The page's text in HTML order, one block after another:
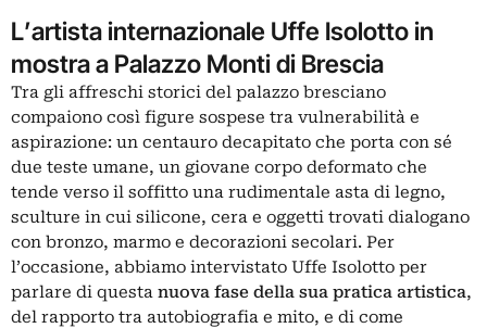
L’artista internazionale Uffe Isolotto in
mostra a Palazzo Monti di Brescia
Tra gli affreschi storici del palazzo bresciano
compaiono così figure sospese tra vulnerabilità e
aspirazione: un centauro decapitato che porta con sé
due teste umane, un giovane corpo deformato che
tende verso il soffitto una rudimentale asta di legno,
sculture in cui silicone, cera e oggetti trovati dialogano
con bronzo, marmo e decorazioni secolari. Per
l’occasione, abbiamo intervistato Uffe Isolotto per
parlare di questa nuova fase della sua pratica artistica,
del rapporto tra autobiografia e mito, e di come